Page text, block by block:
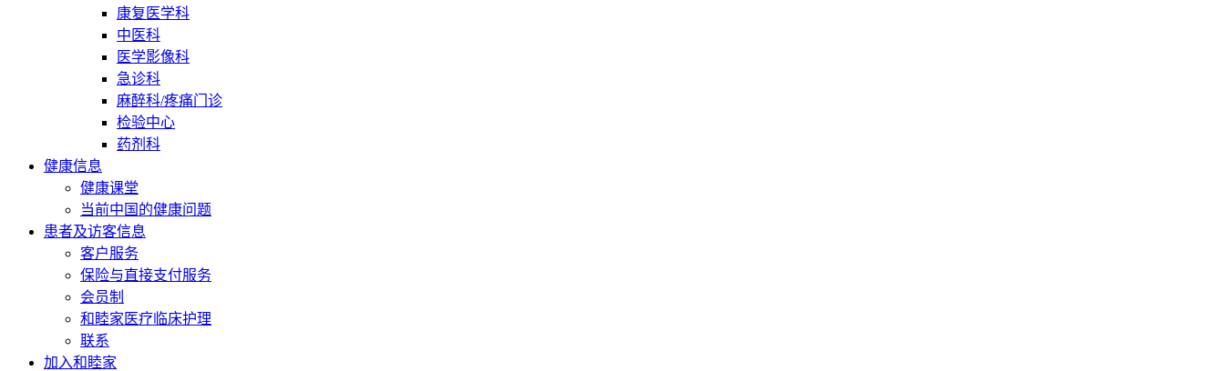
康复医学科
中医科
医学影像科
急诊科
麻醉科/疼痛门诊
检验中心
药剂科
健康信息
健康课堂
当前中国的健康问题
患者及访客信息
客户服务
保险与直接支付服务
会员制
和睦家医疗临床护理
联系
加入和睦家